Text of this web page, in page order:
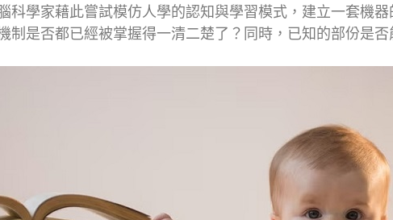
科學家藉此嘗試模仿人學的認知與學習模式，建立一套機
制是否都已經被掌握得一清二楚了？同時，已知的部份是